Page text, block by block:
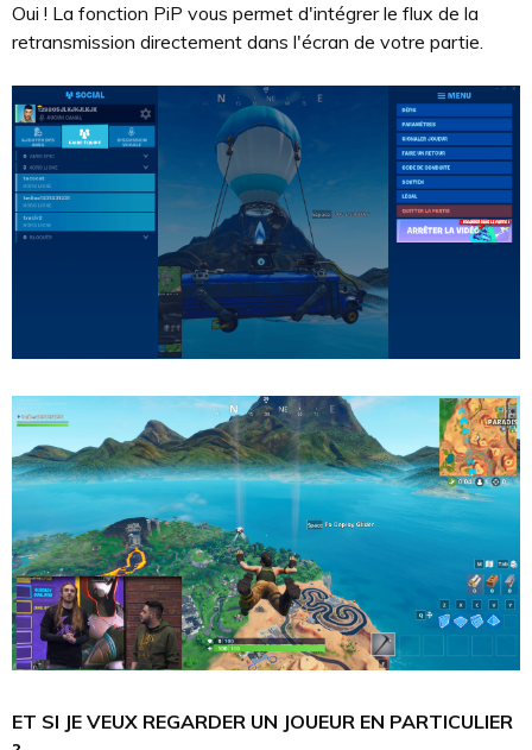
Oui ! La fonction PiP vous permet d'intégrer le flux de la
retransmission directement dans l'écran de votre partie.
ET SI JE VEUX REGARDER UN JOUEUR EN PARTICULIER